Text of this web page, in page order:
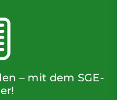
– mit dem SGE-